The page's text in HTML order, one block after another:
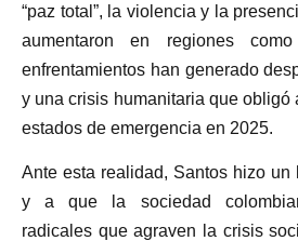
“paz total”, la violencia y la
aumentaron en regiones
enfrentamientos han generado
y una crisis humanitaria que obligó
estados de emergencia en 2025.
Ante esta realidad, Santos hizo un
y a que la sociedad
radicales que agraven la crisis